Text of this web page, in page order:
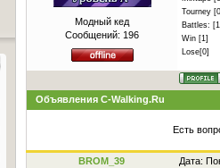
Модный кед
Сообщений: 196
Tourney
Battles:
Win [1]
Lose[0]
Объявления C-Walking.Ru
Есть
BROM_39 Дата: